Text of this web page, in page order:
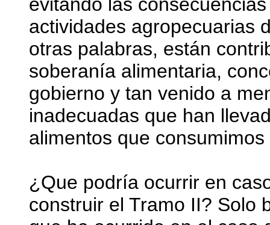
actividades agropecuarias
otras palabras, están
soberanía alimentaria,
gobierno y tan venido a
inadecuadas que han
alimentos que
¿Que podría ocurrir en
construir el Tramo II? Solo